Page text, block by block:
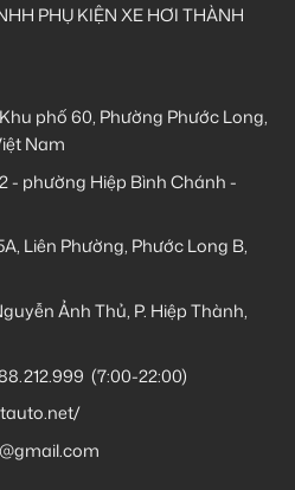
PHỤ KIỆN XE HƠI THÀNH
phố 60, Phường Phước Long,
Nam
- phường Hiệp Bình Chánh -
Liên Phường, Phước Long B,
Ảnh Thủ, P. Hiệp Thành,
(7:00-22:00)